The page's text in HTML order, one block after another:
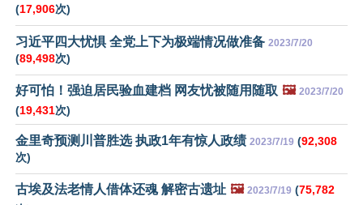
(17,906次)
习近平四大忧惧 全党上下为极端情况做准备 2023/7/20
(89,498次)
好可怕！强迫居民验血建档 网友忧被随用随取 🖼️ 2023/7/20
(19,431次)
金里奇预测川普胜选 执政1年有惊人政绩 2023/7/19 (92,308
次)
古埃及法老情人借体还魂 解密古遗址 🖼️ 2023/7/19 (75,782